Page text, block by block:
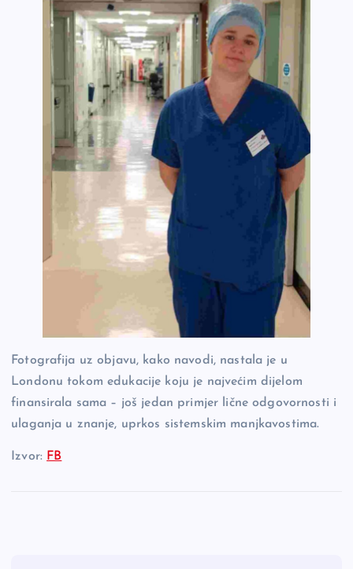
Fotografija uz objavu, kako navodi, nastala je u
Londonu tokom edukacije koju je najvećim dijelom
finansirala sama – još jedan primjer lične odgovornosti i
ulaganja u znanje, uprkos sistemskim manjkavostima.
Izvor: FB